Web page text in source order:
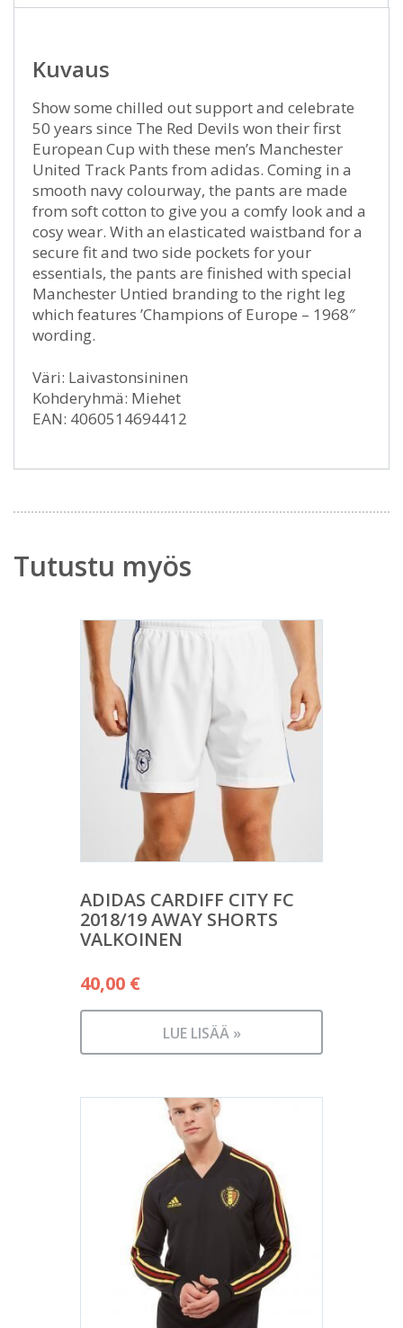
Kuvaus
Show some chilled out support and celebrate
50 years since The Red Devils won their first
European Cup with these men’s Manchester
United Track Pants from adidas. Coming in a
smooth navy colourway, the pants are made
from soft cotton to give you a comfy look and a
cosy wear. With an elasticated waistband for a
secure fit and two side pockets for your
essentials, the pants are finished with special
Manchester Untied branding to the right leg
which features ’Champions of Europe – 1968″
wording.
Väri: Laivastonsininen
Kohderyhmä: Miehet
EAN: 4060514694412
Tutustu myös
ADIDAS CARDIFF CITY FC
2018/19 AWAY SHORTS
VALKOINEN
40,00 €
LUE LISÄÄ »